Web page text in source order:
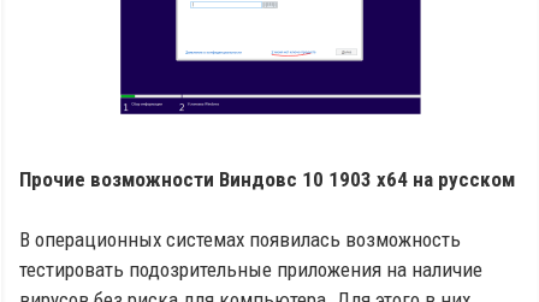
Прочие возможности Виндовс 10 1903 x64 на русском
В операционных системах появилась возможность
тестировать подозрительные приложения на наличие